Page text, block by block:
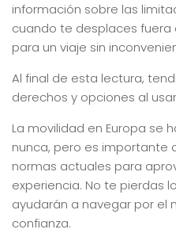
información sobre las
cuando te desplaces fuera
para un viaje sin
Al final de esta lectura,
derechos y opciones al
La movilidad en Europa se
nunca, pero es importante
normas actuales para
experiencia. No te pierdas
ayudarán a navegar por el
confianza.